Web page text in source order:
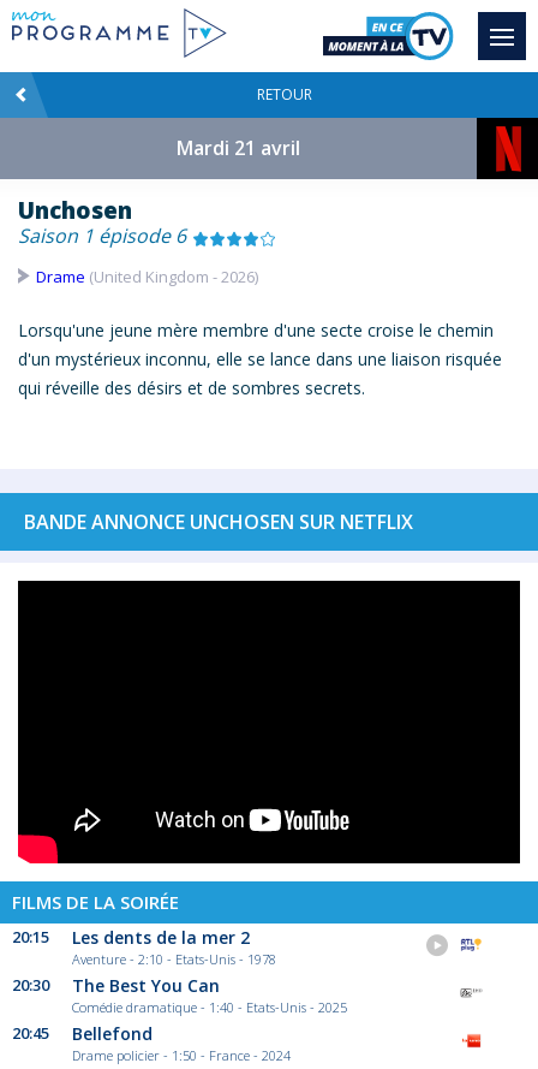
RETOUR
Mardi 21 avril
Unchosen
Saison 1 épisode 6
Drame (United Kingdom - 2026)
Lorsqu'une jeune mère membre d'une secte croise le chemin
d'un mystérieux inconnu, elle se lance dans une liaison risquée
qui réveille des désirs et de sombres secrets.
BANDE ANNONCE UNCHOSEN SUR NETFLIX
FILMS DE LA SOIRÉE
20:15 Les dents de la mer 2
Aventure - 2:10 - Etats-Unis - 1978
20:30 The Best You Can
Comédie dramatique - 1:40 - Etats-Unis - 2025
20:45 Bellefond
Drame policier - 1:50 - France - 2024